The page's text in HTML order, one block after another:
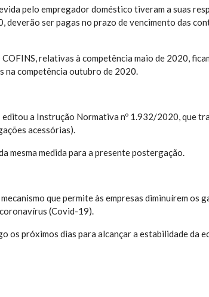
pelo empregador doméstico tiveram a suas
ser pagas no prazo de vencimento das
relativas à competência maio de 2020,
na competência outubro de 2020.
a Instrução Normativa nº 1.932/2020, que
acessórias).
mesma medida para a presente postergação.
que permite às empresas diminuírem os
(Covid-19).
os próximos dias para alcançar a estabilidade da